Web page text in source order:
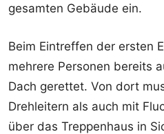
gesamten Gebäude ein.
Beim Eintreffen der ersten
mehrere Personen bereits
Dach gerettet. Von dort
Drehleitern als auch mit
über das Treppenhaus in